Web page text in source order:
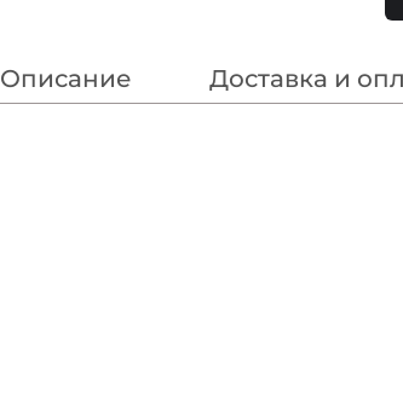
Описание Доставка и